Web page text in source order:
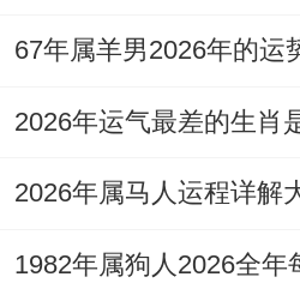
随着心态逐渐沉稳，遇
增加，但整体来讲2026
放缓，详细认识对方，
2.恋爱中者：关系面临
2026年运气最差的生肖